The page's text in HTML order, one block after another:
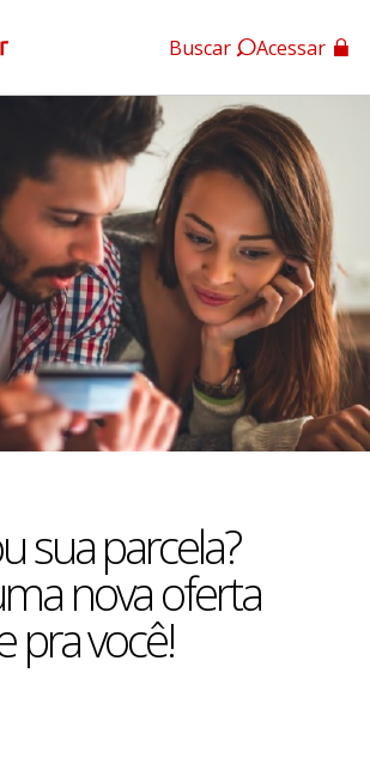
Empresas
Buscar Acessar
sua parcela?
nova oferta
pra você!